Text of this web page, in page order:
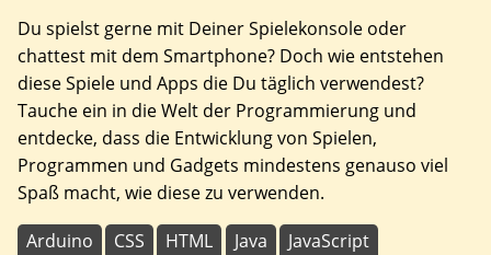
Du spielst gerne mit Deiner Spielekonsole oder
chattest mit dem Smartphone? Doch wie entstehen
diese Spiele und Apps die Du täglich verwendest?
Tauche ein in die Welt der Programmierung und
entdecke, dass die Entwicklung von Spielen,
Programmen und Gadgets mindestens genauso viel
Spaß macht, wie diese zu verwenden.
Arduino CSS HTML Java
JavaScript